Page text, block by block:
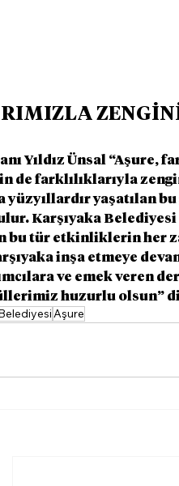
Yıldız Ünsal “Aşure,
de farklılıklarıyla
yüzyıllardır yaşatılan
Karşıyaka Belediyesi
bu tür etkinliklerin her
inşa etmeye
ve emek veren
huzurlu olsun”
Aşure